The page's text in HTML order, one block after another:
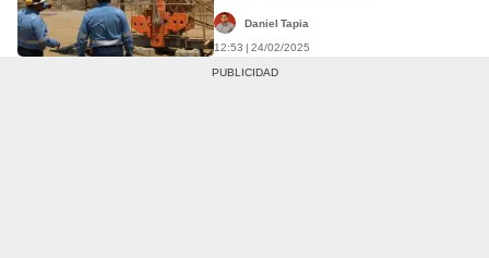
Daniel Tapia
12:53 | 24/02/2025